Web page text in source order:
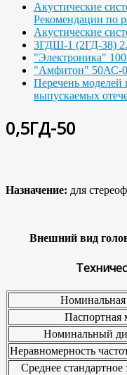
Акустические
Рекомендации по
Акустические
3ГДШ-1 (2ГД-38)
"Электроника"
"Амфитон" 50АС-
Перечень моделей
выпускаемых
0,5ГД-50
Назначение: для
Внешний вид
Паспортная
Номинальный
Неравномерность
Среднее стандартное